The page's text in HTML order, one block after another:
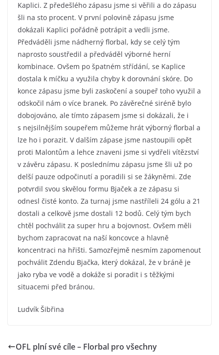
Kaplici. Z předešlého zápasu jsme si věřili a do zápasu
šli na sto procent. V první polovině zápasu jsme
dokázali Kaplici pořádně potrápit a vedli jsme.
Předváděli jsme nádherný florbal, kdy se celý tým
naprosto soustředil a předváděl výborné herní
kombinace. Ovšem po špatném střídání, se Kaplice
dostala k míčku a využila chyby k dorovnání skóre. Do
konce zápasu jsme byli zaskočení a soupeř toho využil a
odskočil nám o více branek. Po závěrečné siréně bylo
dobojováno, ale tímto zápasem jsme si dokázali, že i
s nejsilnějším soupeřem můžeme hrát výborný florbal a
lze ho i porazit. V dalším zápase jsme nastoupili opět
proti Malontům a lehce znaveni jsme si vydřeli vítězství
v závěru zápasu. K poslednímu zápasu jsme šli už po
delší pauze odpočinutí a poradili si se žákyněmi. Zde
potvrdil svou skvělou formu Bjaček a ze zápasu si
odnesl čisté konto. Za turnaj jsme nastříleli 24 gólu a 21
dostali a celkově jsme dostali 12 bodů. Celý tým bych
chtěl pochválit za super hru a bojovnost. Ovšem měli
bychom zapracovat na naší koncovce a hlavně
koncentraci na hřišti. Samozřejmě nesmím zapomenout
pochválit Zdendu Bjačka, který dokázal, že v bráně je
jako ryba ve vodě a dokáže si poradit i s těžkými
situacemi před bránou.
Ludvík Šibřina
OFL plní své cíle – Florbal pro všechny